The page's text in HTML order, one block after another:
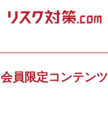
会員限定コンテンツ